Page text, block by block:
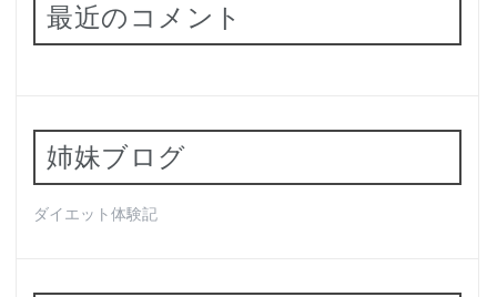
最近のコメント
姉妹ブログ
ダイエット体験記